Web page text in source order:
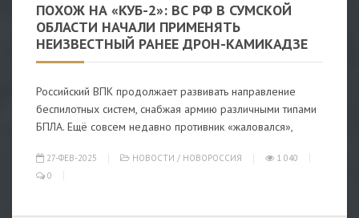
ПОХОЖ НА «КУБ-2»: ВС РФ В СУМСКОЙ
ОБЛАСТИ НАЧАЛИ ПРИМЕНЯТЬ
НЕИЗВЕСТНЫЙ РАНЕЕ ДРОН-КАМИКАДЗЕ
Российский ВПК продолжает развивать направление
беспилотных систем, снабжая армию различными типами
БПЛА. Ещё совсем недавно противник «жаловался»,
27-ФЕВ-2025 НОВОСТИ / НОВОРОССИЯ
1 040
0